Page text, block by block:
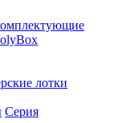
лотки
Серия